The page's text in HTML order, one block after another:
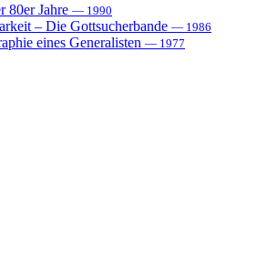
80er Jahre — 1990
– Die Gottsucherbande — 1986
eines Generalisten — 1977